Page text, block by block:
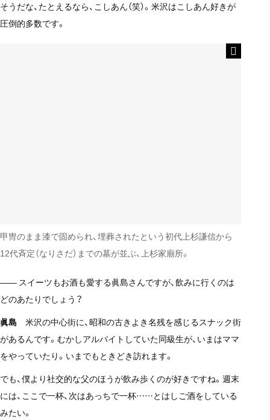
そうだな、たとえるなら、こしあん（笑）。米沢はこしあん好きが
圧倒的多数です。
甲冑のまま漆で固められ、埋葬されたという初代上杉謙信から
12代斉定（なりさだ）までの墓が並ぶ、上杉家廟所。
—— スイーツもお酒も愛する眞島さんですが、飲みに行くのは
どのあたりでしょう？
眞島 米沢の中心街に、昭和の古きよき名残を感じるスナック街
があるんです。むかしアルバイトしていた同級生が、いまはママ
をやっていたり。いまでもときどき訪れます。
でも、僕より社交的な父のほうが飲み歩くのが好きですね。週末
には、ここで一杯、次はあっちで一杯……とはしご酒をしている
みたい。